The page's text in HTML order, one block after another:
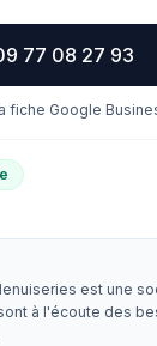
77 08 27 93
fiche Google
est une
à l'écoute des